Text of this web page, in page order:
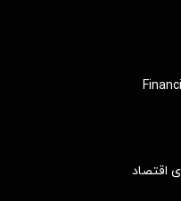
اقتصاد